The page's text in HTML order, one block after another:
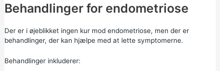
Behandlinger for endometriose
Der er i øjeblikket ingen kur mod endometriose, men der er
behandlinger, der kan hjælpe med at lette symptomerne.
Behandlinger inkluderer: